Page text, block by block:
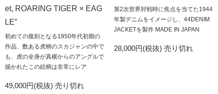
et, ROARING TIGER × EAG
LE”
初めての復刻となる1950年代初期の
作品、数ある虎柄のスカジャンの中で
も、虎の全身が真横からのアングルで
描かれたこの絵柄は非常にレア
49,000円(税抜) 売り切れ
第2次世界対戦時に焦点を当てた1944
年製デニムをイメージし、44DENIM
JACKETを製作 MADE IN JAPAN
28,000円(税抜) 売り切れ